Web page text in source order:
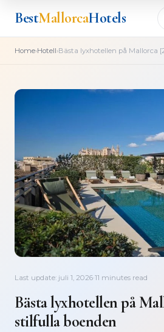
BestMallorcaHotels
Home›Hotell›Bästa lyxhotellen på Mallorca
Last update: juli 1, 2026·11 minutes read
Bästa lyxhotellen på
stilfulla boenden